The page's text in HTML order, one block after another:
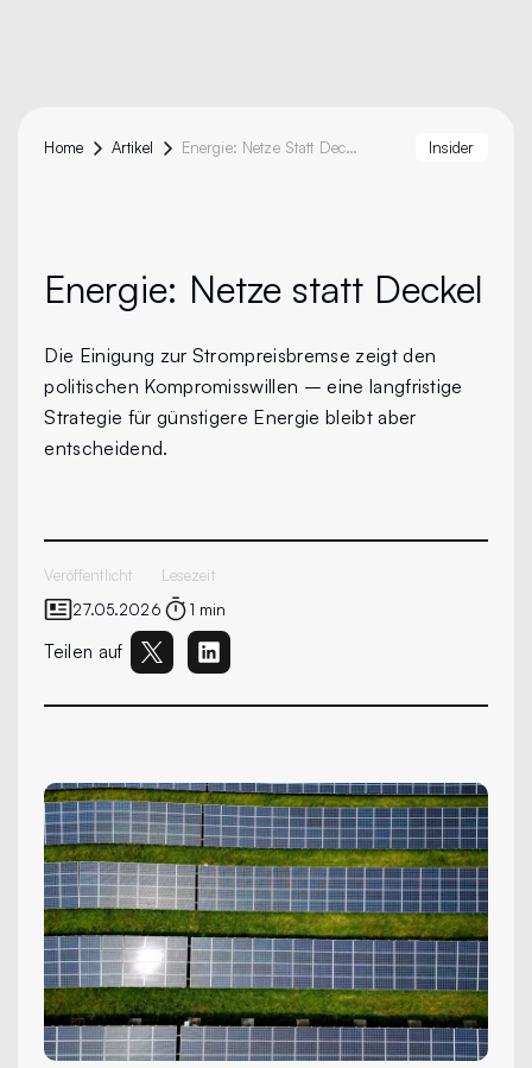
Home Artikel Energie: Netze Statt Deckel Insider
Energie: Netze statt Deckel
Die Einigung zur Strompreisbremse zeigt den
politischen Kompromisswillen – eine langfristige
Strategie für günstigere Energie bleibt aber
entscheidend.
Veröffentlicht
27.05.2026
Lesezeit
1 min
Teilen auf